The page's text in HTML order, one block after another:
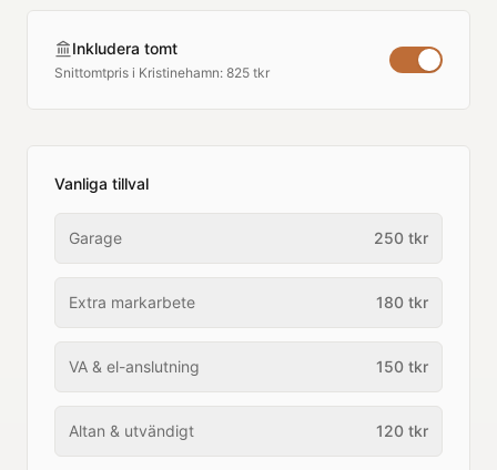
Inkludera tomt
Snittomtpris i Kristinehamn: 825 tkr
Vanliga tillval
Garage 250 tkr
Extra markarbete 180 tkr
VA & el-anslutning 150 tkr
Altan & utvändigt 120 tkr